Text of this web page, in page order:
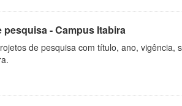
pesquisa - Campus Itabira
de pesquisa com título, ano,